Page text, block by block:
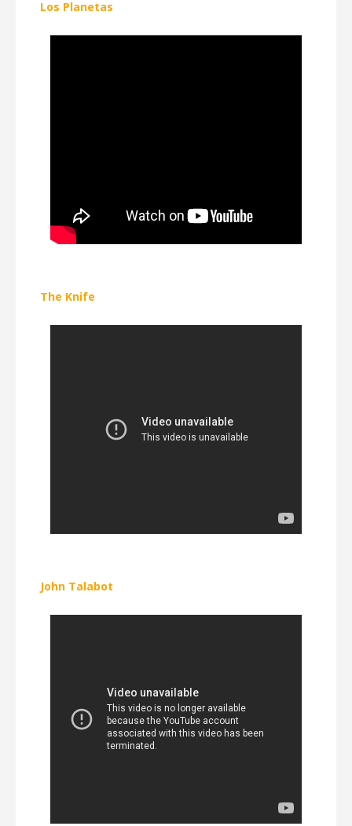
Los Planetas
The Knife
John Talabot